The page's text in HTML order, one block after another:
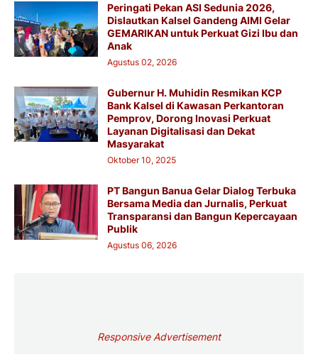
Peringati Pekan ASI Sedunia 2026,
Dislautkan Kalsel Gandeng AIMI Gelar
GEMARIKAN untuk Perkuat Gizi Ibu dan
Anak
Agustus 02, 2026
Gubernur H. Muhidin Resmikan KCP
Bank Kalsel di Kawasan Perkantoran
Pemprov, Dorong Inovasi Perkuat
Layanan Digitalisasi dan Dekat
Masyarakat
Oktober 10, 2025
PT Bangun Banua Gelar Dialog Terbuka
Bersama Media dan Jurnalis, Perkuat
Transparansi dan Bangun Kepercayaan
Publik
Agustus 06, 2026
Responsive Advertisement